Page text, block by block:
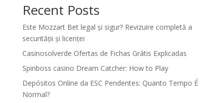
Recent Posts
Este Mozzart Bet legal și sigur? Revizuire completă a
securității și licenței
Casinosolverde Ofertas de Fichas Grátis Explicadas
Spinboss casino Dream Catcher: How to Play
Depósitos Online da ESC Pendentes: Quanto Tempo É
Normal?